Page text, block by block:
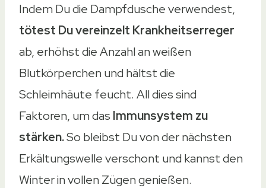
Indem Du die Dampfdusche verwendest,
tötest Du vereinzelt Krankheitserreger
ab, erhöhst die Anzahl an weißen
Blutkörperchen und hältst die
Schleimhäute feucht. All dies sind
Faktoren, um das Immunsystem zu
stärken.So bleibst Du von der nächsten
Erkältungswelle verschont und kannst den
Winter in vollen Zügen genießen.